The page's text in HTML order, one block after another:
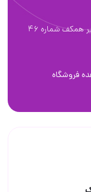
همکف شماره 46
فروشگاه